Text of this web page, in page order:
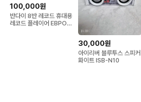
100,000원
반다이 8반 레코드 휴대용
레코드 플레이어 EBPO1-
30,000원
아이리버 블루투스 스피커
화이트 ISB-N10